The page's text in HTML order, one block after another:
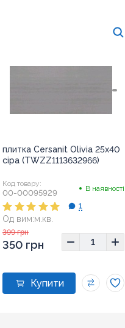
плитка Cersanit Olivia 25x40
сіра (TWZZ1113632966)
Код товару:
00-00095929 В наявності
Од вим:м.кв.
Розмір:
1
399 грн
350 грн